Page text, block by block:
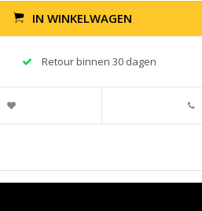
IN WINKELWAGEN
Retour binnen 30 dagen